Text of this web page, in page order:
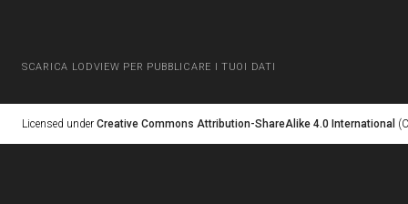
SCARICA LODVIEW PER PUBBLICARE I TUOI DATI
Licensed under Creative Commons Attribution-ShareAlike 4.0 International